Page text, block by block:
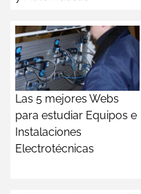
Las 5 mejores Webs
para estudiar Equipos e
Instalaciones
Electrotécnicas